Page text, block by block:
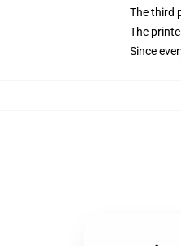
The third
The
Since